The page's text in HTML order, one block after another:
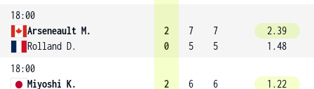
18:00
Arseneault M.
Rolland D.
2
0
7
5
7
5
2.39
1.48
18:00
Miyoshi K.
2
6
6
1.22